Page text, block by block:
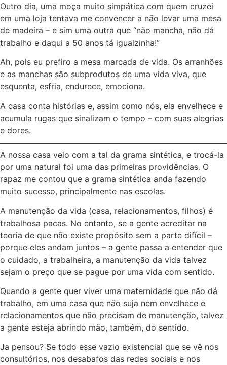
Outro dia, uma moça muito simpática com quem cruzei
em uma loja tentava me convencer a não levar uma mesa
de madeira – e sim uma outra que “não mancha, não dá
trabalho e daqui a 50 anos tá igualzinha!”
Ah, pois eu prefiro a mesa marcada de vida. Os arranhões
e as manchas são subprodutos de uma vida viva, que
esquenta, esfria, endurece, emociona.
A casa conta histórias e, assim como nós, ela envelhece e
acumula rugas que sinalizam o tempo – com suas alegrias
e dores.
A nossa casa veio com a tal da grama sintética, e trocá-la
por uma natural foi uma das primeiras providências. O
rapaz me contou que a grama sintética anda fazendo
muito sucesso, principalmente nas escolas.
A manutenção da vida (casa, relacionamentos, filhos) é
trabalhosa pacas. No entanto, se a gente acreditar na
teoria de que não existe propósito sem a parte difícil –
porque eles andam juntos – a gente passa a entender que
o cuidado, a trabalheira, a manutenção da vida talvez
sejam o preço que se pague por uma vida com sentido.
Quando a gente quer viver uma maternidade que não dá
trabalho, em uma casa que não suja nem envelhece e
relacionamentos que não precisam de manutenção, talvez
a gente esteja abrindo mão, também, do sentido.
Ja pensou? Se todo esse vazio existencial que se vê nos
consultórios, nos desabafos das redes sociais e nos